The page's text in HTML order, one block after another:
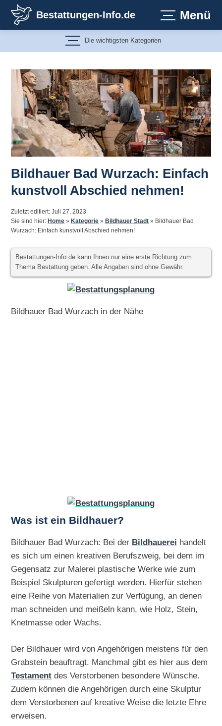
Inhalt
springen
Bestattungen-Info.de Menü
Die wichtigsten Kategorien
Bildhauer Bad Wurzach: Einfach
kunstvoll Abschied nehmen!
Zuletzt editiert: Juli 27, 2023
Sie sind hier:Home »Kategorie »Bildhauer Stadt » Bildhauer Bad
Wurzach: Einfach kunstvoll Abschied nehmen!
Bestattungen-Info.de kann Ihnen nur eine erste Richtung zum
Thema Bestattung geben. Alle Angaben sind ohne Gewähr.
Bildhauer Bad Wurzach in der Nähe
Was ist ein Bildhauer?
Bildhauer Bad Wurzach: Bei der Bildhauerei handelt
es sich um einen kreativen Berufszweig, bei dem im
Gegensatz zur Malerei plastische Werke wie zum
Beispiel Skulpturen gefertigt werden. Hierfür stehen
eine Reihe von Materialien zur Verfügung, an denen
man schneiden und meißeln kann, wie Holz, Stein,
Knetmasse oder Wachs.
Der Bildhauer wird von Angehörigen meistens für den
Grabstein beauftragt. Manchmal gibt es hier aus dem
Testament des Verstorbenen besondere Wünsche.
Zudem können die Angehörigen durch eine Skulptur
dem Verstorbenen auf kreative Weise die letzte Ehre
erweisen.